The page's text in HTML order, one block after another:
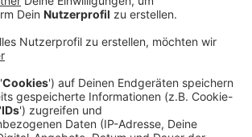
sieht für Schulen morgen keine
sich aber lediglich um Kinder
Nachricht vom Unterrichtsausfall
haben und deshalb eintreffen. In den